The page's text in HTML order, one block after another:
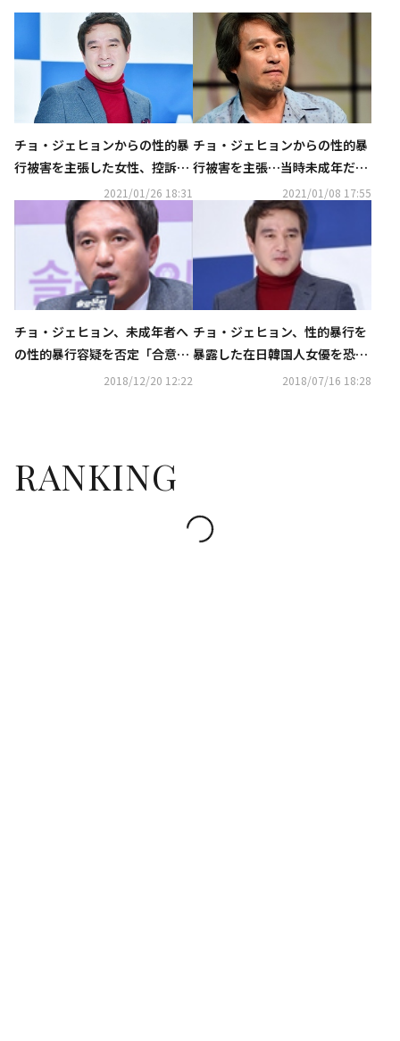
チョ・ジェヒョンからの性的暴
行被害を主張した女性、控訴せ
ず…3年間の紛争が終了2021/01/26 18:31
チョ・ジェヒョンからの性的暴
行被害を主張…当時未成年だっ
た女性が損害賠償請求訴訟で敗
2021/01/08 17:55
チョ・ジェヒョン、未成年者へ
の性的暴行容疑を否定「合意す
2018/12/20 12:22
チョ・ジェヒョン、性的暴行を
暴露した在日韓国人女優を恐喝
の疑いで告訴…虚偽事実の流布
2018/07/16 18:28
RANKING